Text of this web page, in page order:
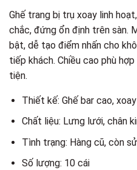
Ghế trang bị trụ xoay linh
chắc, đứng ổn định trên sàn.
bật, dễ tạo điểm nhấn cho
tiếp khách. Chiều cao phù
tiện.
Thiết kế: Ghế bar cao,
Chất liệu: Lưng lưới, chân
Tình trạng: Hàng cũ, còn
Số lượng: 10 cái